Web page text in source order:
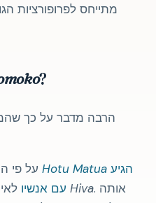
מתייחס לפרופורציות
?
הרבה מדבר על כך
על פי Hotu Matuaהגיע
עם אנשיו Hiva. אותה